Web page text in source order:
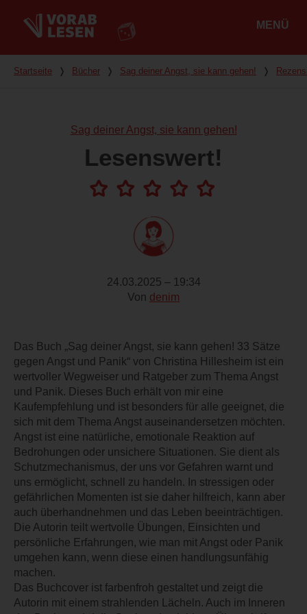
MENÜ
Du bist hier
Startseite ❭ Bücher ❭ Sag deiner Angst, sie kann gehen! ❭
Sag deiner Angst, sie kann gehen!
Lesenswert!
24.03.2025 – 19:34
Von denim
Das Buch „Sag deiner Angst, sie kann gehen! 33 Sätze
gegen Angst und Panik“ von Christina Hillesheim ist ein
wertvoller Wegweiser und Ratgeber zum Thema Angst
und Panik. Dieses Buch erhält von mir eine
Kaufempfehlung und ist besonders für alle geeignet, die
sich mit dem Thema Angst auseinandersetzen möchten.
Angst ist eine natürliche, emotionale Reaktion auf
Bedrohungen oder unsichere Situationen. Sie dient als
Schutzmechanismus, der uns vor Gefahren warnt und
uns ermöglicht, schnell zu handeln. In stressigen oder
gefährlichen Momenten ist sie daher hilfreich, kann aber
auch überhandnehmen und das Leben beeinträchtigen.
Die Autorin teilt wertvolle Übungen, Einsichten und
persönliche Erfahrungen, wie man mit Angst oder Panik
umgehen kann, wenn diese einen handlungsunfähig
machen.
Das Buchcover ist farbenfroh gestaltet und zeigt die
Autorin mit einem strahlenden Lächeln. Auch im Inneren